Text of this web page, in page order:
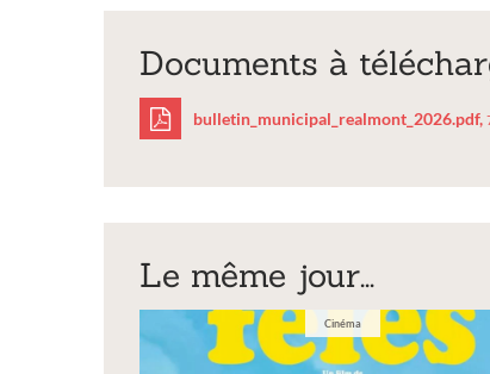
Documents à
bulletin_municipal_realmont_2026.pdf,
Le même jour...
Cinéma
Vous